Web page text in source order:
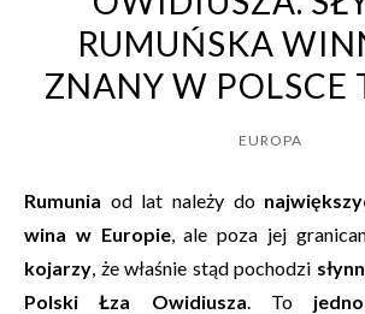
RUMUŃSKA
ZNANY W POLSCE
EUROPA
Rumunia od lat należy do
wina w Europie, ale poza jej
kojarzy, że właśnie stąd pochodzi
Polski Łza Owidiusza. To